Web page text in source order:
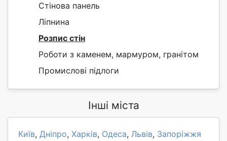
Стінова панель
Ліпнина
Розпис стін
Роботи з каменем, мармуром, гранітом
Промислові підлоги
Інші міста
Київ, Дніпро, Харків, Одеса, Львів, Запоріжжя